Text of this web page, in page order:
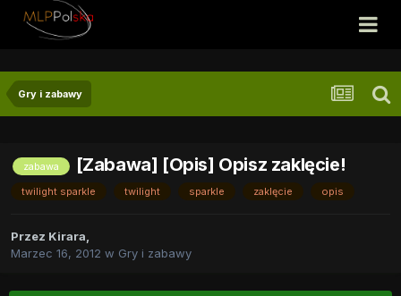
Gry i zabawy
zabawa [Zabawa] [Opis] Opisz zaklęcie!
twilight sparkle twilight sparkle zaklęcie opis
Przez Kirara,
Marzec 16, 2012 w Gry i zabawy